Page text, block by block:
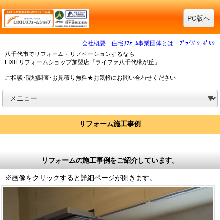
PC版へ
会社概要 住宅ﾘﾌｫｰﾑ事業団体とは
ﾌﾟﾗｲﾊﾞｼｰﾎﾟﾘｼｰ
八千代市でリフォーム・リノベーションするなら
LIXILリフォームショップ加盟店『ライファ八千代緑が丘』
ご相談･現地調査･お見積り無料★お気軽にお問い合わせください
リフォーム施工事例
リフォームの施工事例をご紹介しています。
※画像をクリックすると詳細ページが開きます。